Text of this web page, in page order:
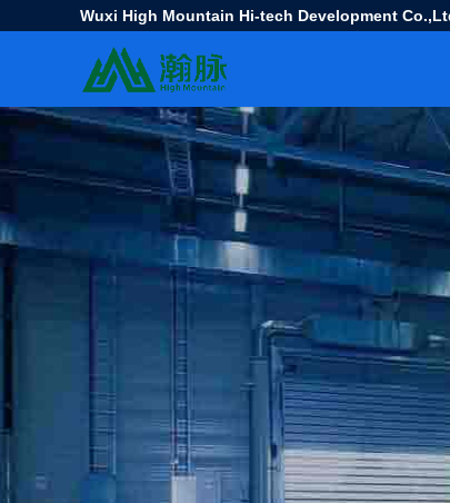
Wuxi High Mountain Hi-tech Development